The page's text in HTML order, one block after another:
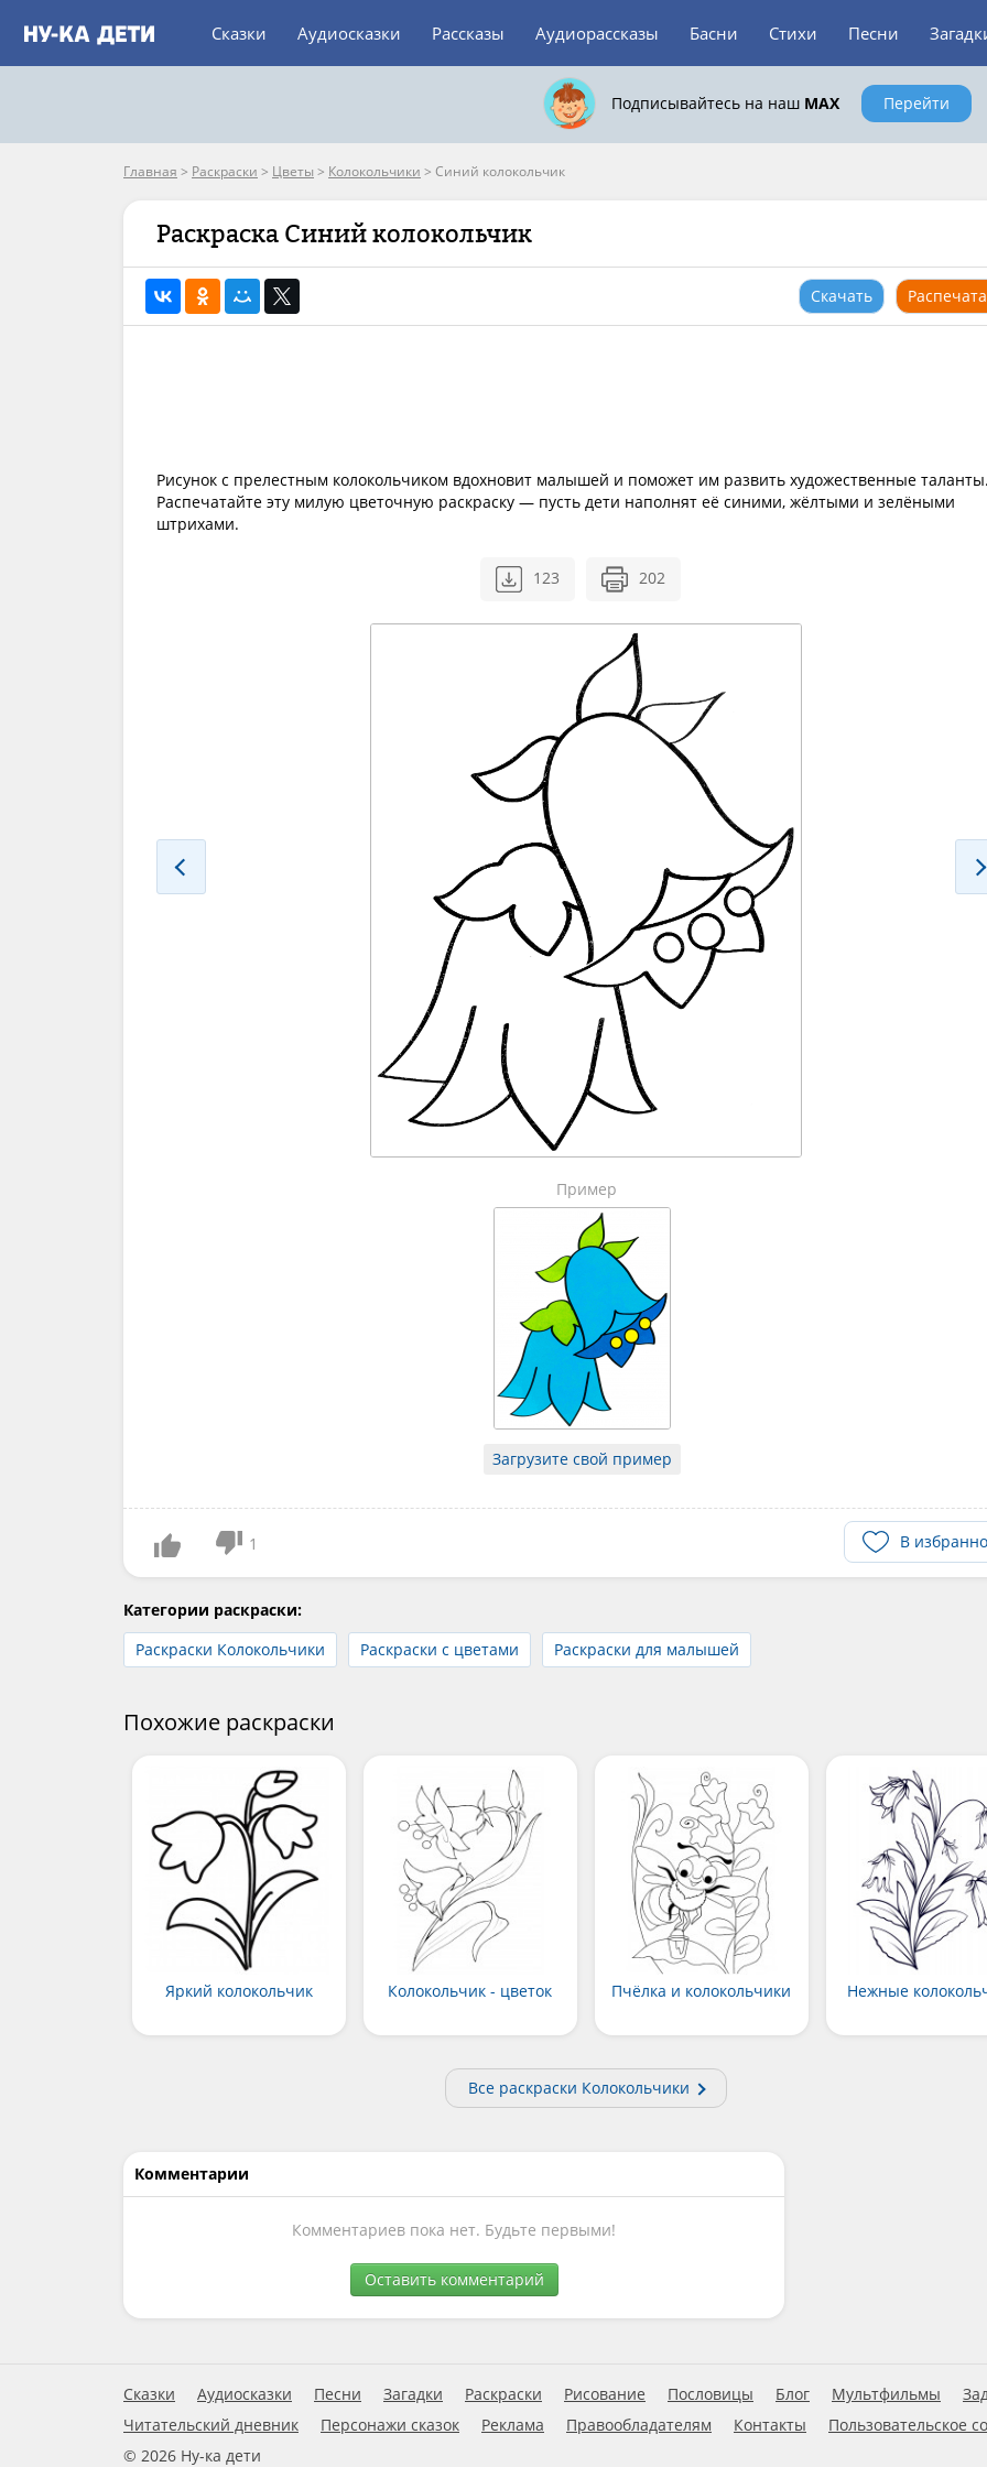
Сказки Аудиосказки Рассказы Аудиорассказы Басни Стихи Песни
Подписывайтесь на наш MAX Перейти
Главная > Раскраски > Цветы > Колокольчики > Синий колокольчик
Раскраска Синий колокольчик
Скачать
Рисунок с прелестным колокольчиком вдохновит малышей и поможет им развить художественные
Распечатайте эту милую цветочную раскраску — пусть дети наполнят её синими, жёлтыми и зелёными
штрихами.
123 202
Пример
Загрузите свой пример
1 В
Категории раскраски:
Раскраски Колокольчики
Раскраски с цветами Раскраски для малышей
Похожие раскраски
Яркий колокольчик Колокольчик - цветок Пчёлка и колокольчики Нежные
Все раскраски Колокольчики
Комментарии
Комментариев пока нет. Будьте первыми!
Оставить комментарий
Сказки Аудиосказки Песни Загадки Раскраски Рисование Пословицы Блог Мультфильмы
Читательский дневник
Персонажи сказок Реклама Правообладателям Контакты
Пользовательское
© 2026 Ну-ка дети